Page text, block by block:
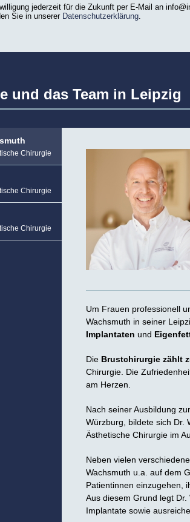
jederzeit für die Zukunft per E-Mail an
Sie in unserer Datenschutzerklärung.
und das Team in Leipzig
Chirurgie
Chirurgie
Chirurgie
Um Frauen professionell
Wachsmuth in seiner
Implantaten und
Die Brustchirurgie zählt
Chirurgie. Die
am Herzen.
Nach seiner Ausbildung
Würzburg, bildete sich Dr.
Ästhetische Chirurgie im
Neben vielen
Wachsmuth u.a. auf dem
Patientinnen einzugehen,
Aus diesem Grund legt
Implantate sowie